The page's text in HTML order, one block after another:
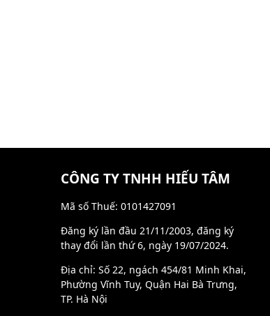
CÔNG TY TNHH HIẾU TÂM
Mã số Thuế: 0101427091
Đăng ký lần đầu 21/11/2003, đăng ký
thay đổi lần thứ 6, ngày 19/07/2024.
Địa chỉ: Số 22, ngách 454/81 Minh Khai,
Phường Vĩnh Tuy, Quận Hai Bà Trưng,
TP. Hà Nội